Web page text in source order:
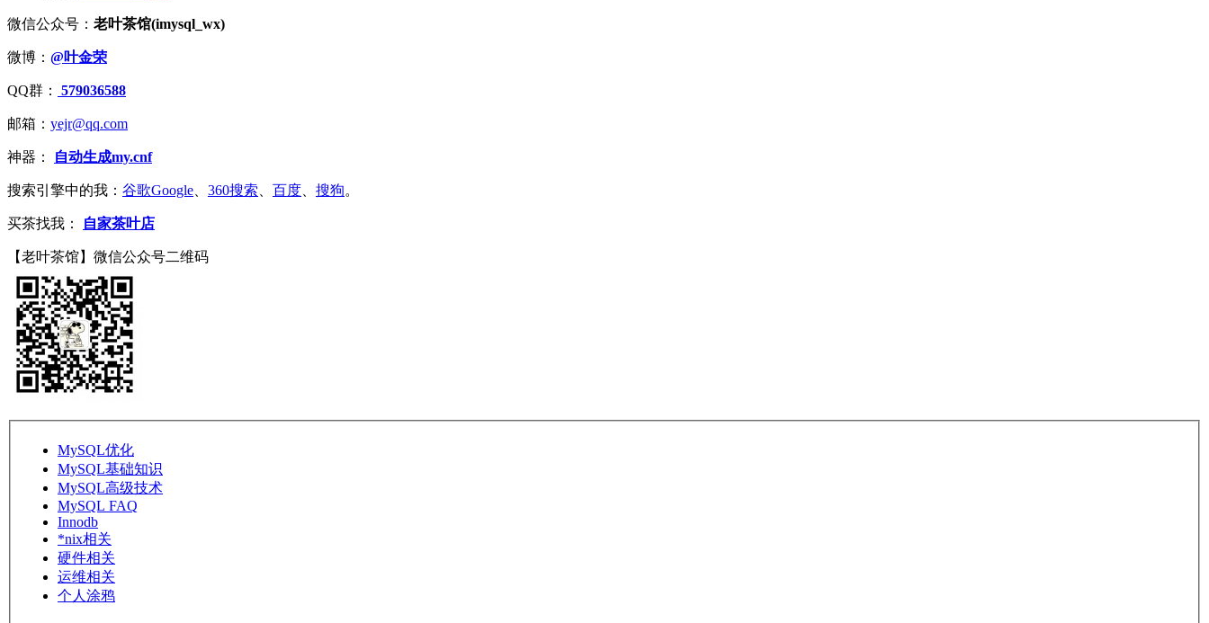
微信公众号： 老叶茶馆(imysql_wx)
微博： @叶金荣
QQ群： 579036588
邮箱： yejr@qq.com
神器： 自动生成my.cnf
搜索引擎中的我： 谷歌Google、 360搜索、 百度、 搜狗。
买茶找我： 自家茶叶店
【老叶茶馆】微信公众号二维码
MySQL优化
MySQL基础知识
MySQL高级技术
MySQL FAQ
Innodb
*nix相关
硬件相关
运维相关
个人涂鸦